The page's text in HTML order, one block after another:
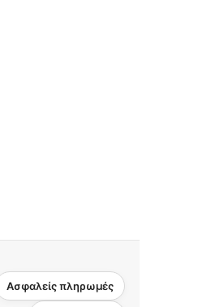
Ασφαλείς πληρωμές